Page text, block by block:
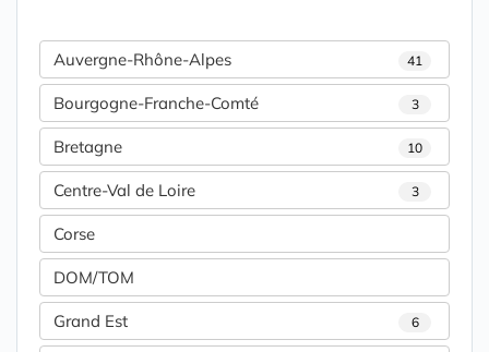
Auvergne-Rhône-Alpes 41
Bourgogne-Franche-Comté 3
Bretagne 10
Centre-Val de Loire 3
Corse
DOM/TOM
Grand Est 6